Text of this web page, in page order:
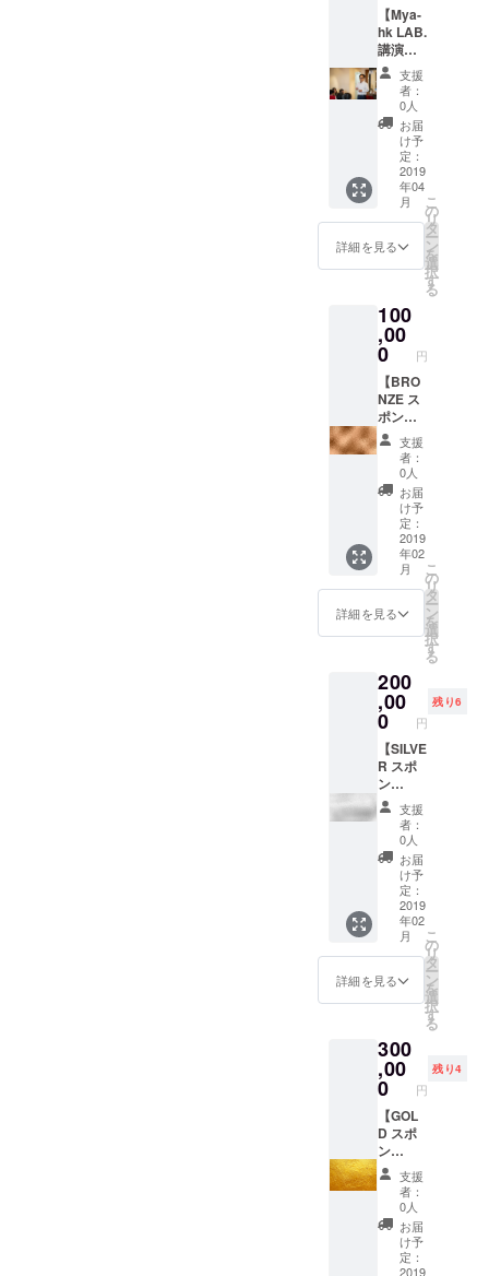
りま
す。 当
日イベ
ント会
場に行
けない
けど詳
しく内
容を知
りたい
人、ご
自身で
トを開
きたい
や写真
はイベ
ント運
営の参
考にな
ると思
いま
す！）
向けの
リター
ンとな
りま
す。
たしま
す ・冬
まつり
専用サ
イトに
名前掲
載（べ
た打
ち） ※
支援
時、必
ず備考
欄にご
希望の
さい。
記入の
ない場
CAMPF
IREの
ユー
ザー名
を掲載
いたし
ます。
ご了承
くださ
い。 ・
スタッ
フが撮
影した
イベン
しま
す。 ・
Mya-hk
学生メ
ンバー
がお礼
のメー
ルを送
りま
す。 ２
月冬祭
りのス
タッフT
シャツ
をプレ
ゼント
しま
Mya-hk
LAB.の
仲間で
年3月、
宮古島
の居酒
屋で開
催予
定） ・
宮古島
冬まつ
り2019
の当日
の詳細
レポー
トを
メール
冬まつ
り専用
サイト
に名前
掲載
（べた
打ち）
※支援
時、必
ず備考
欄にご
希望の
お名前
をご記
入くだ
さい。
記入の
ない場
CAMPF
ユー
ザー名
を掲載
いたし
ます。
ご了承
くださ
い。 ・
スタッ
フが撮
影した
イベン
ト当日
の写真
を共有
しま
す。 ・
Mya-hk
がお礼
のメー
ルを送
りま
す。 宮
古島冬
まつり
2019の
運営秘
話や苦
労話が
直接聞
ける
【Mya-
hk LAB.
講演会
まつ
り】 リ
ターン
・Mya-
hk LAB.
メン
バーに
よる講
演会を
開催で
きる権
利。 講
「教
育」や
「地方
創生」
「これ
からの
コミュ
ニティ
のあり
方」な
ど”私た
ちがこ
れまで
に取り
組んで
きた活
動に
寄った
内容”と
い。 ス
ケ
ジュー
ル調整
等に関
して
は、
メール
でやり
とりを
させて
いただ
きま
す。 ※
講演者
とス
タッフ
一名分
の交通
（日帰
りでき
ない場
合）は
別途ご
用意く
ださ
い。 ※
講演は
有料で
開催し
て頂い
ても、
支援
者：
0人
お届
け予
定：
2019
年04
月
詳細を見る
こ
の
リ
タ
ー
ン
を
選
択
す
る
100
,00
0 円
【BRO
NZE ス
ポン
サー】
リター
ン ・宮
古島冬
まつり
のス
テージ
横の
ボード
にロゴ
の掲載
・HPに
ロゴ(中)
冊子
（A4サ
イズ）
1/6ペー
ジでロ
ゴ掲載
・宮古
島冬ま
つりで
司会が
壇上で
あなた
の会社
を紹介
しま
す。 ・
SNSで
の企業
紹介
（twitte
ook他）
・会場
での資
料、試
供品な
どの配
布を代
行しま
す 企業
様向け
です。
貴社の
事業を
支援
者：
0人
お届
け予
定：
2019
年02
月
詳細を見る
こ
の
リ
タ
ー
ン
を
選
択
す
る
200
,00
0 円
残り6
【SILVE
R スポ
ン
サー】
リター
ン ・宮
古島冬
まつり
のス
テージ
横のス
ポン
サー
ボード
にロゴ
つり専
用サイ
トにロ
ゴ(大)掲
載 ・T
シャツ
にロゴ
掲載（1
月25日
までに
支援を
決めて
いただ
支援
者：
0人
お届
け予
定：
2019
年02
月
詳細を見る
こ
の
リ
タ
ー
ン
を
選
択
す
る
300
,00
0 円
残り4
【GOL
D スポ
ン
サー】
リター
ン ・宮
古島冬
まつり
の2階の
支援
者：
0人
お届
け予
定：
2019